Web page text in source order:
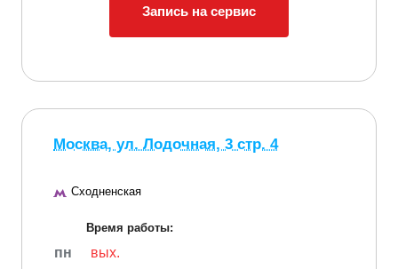
Запись на сервис
Москва, ул. Лодочная, 3 стр. 4
Сходненская
Время работы:
пн
вых.